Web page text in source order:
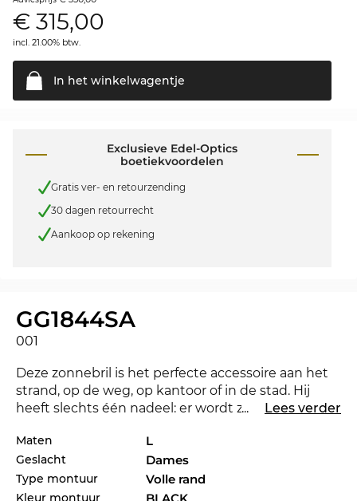
€ 315,00
incl. 21.00% btw.
In het winkelwagentje
Exclusieve Edel-Optics
boetiekvoordelen
Gratis ver- en retourzending
30 dagen retourrecht
Aankoop op rekening
GG1844SA
001
Deze zonnebril is het perfecte accessoire aan het
strand, op de weg, op kantoor of in de stad. Hij
heeft slechts één nadeel: er wordt zeker weten
nieuw op de markt gebracht, zodat u met deze bril
altijd bij de tijd bent.
Het brilmontuur is speciaal voor
... Lees verder
Maten L
Geslacht Dames
Type montuur Volle rand
Kleur montuur BLACK